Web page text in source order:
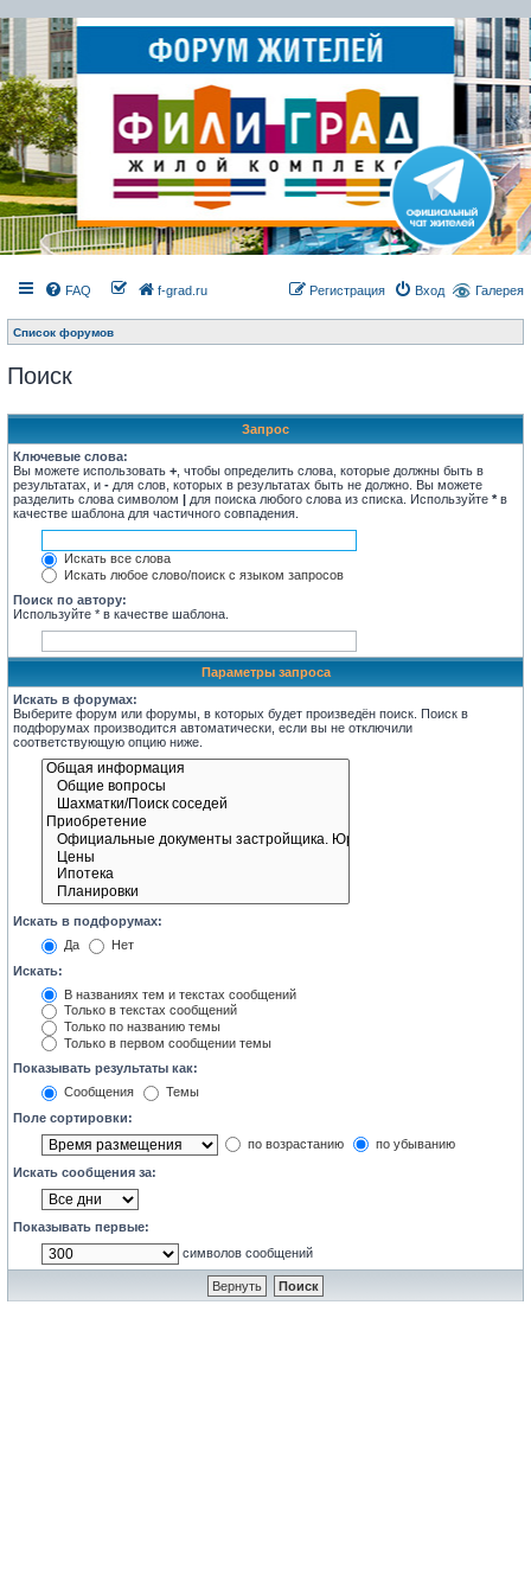
Галерея
FAQ f-grad.ru Вход
Регистрация
Список форумов
Поиск
Запрос
Ключевые слова:
Вы можете использовать + , чтобы определить слова, которые должны быть в
результатах, и - для слов, которых в результатах быть не должно. Вы можете
разделить слова символом | для поиска любого слова из списка. Используйте *в
качестве шаблона для частичного совпадения.
Искать все слова
Искать любое слово/поиск с языком запросов
Поиск по автору:
Используйте * в качестве шаблона.
Параметры запроса
Искать в форумах:
Выберите форум или форумы, в которых будет произведён поиск. Поиск в
подфорумах производится автоматически, если вы не отключили
соответствующую опцию ниже.
Искать в подфорумах:
Да
Нет
Искать:
В названиях тем и текстах сообщений
Только в текстах сообщений
Только по названию темы
Только в первом сообщении темы
Показывать результаты как:
Сообщения
Темы
Поле сортировки:
по возрастанию
по убыванию
Искать сообщения за:
Показывать первые:
символов сообщений